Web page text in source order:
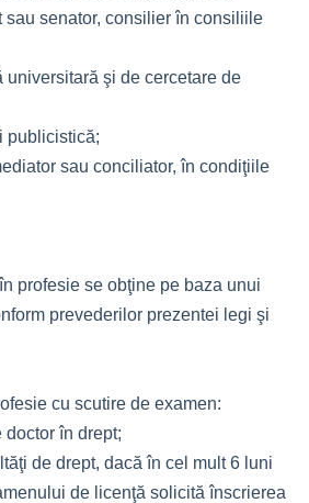
sau senator, consilier în consiliile
universitară şi de cercetare de
publicistică;
sau conciliator, în condiţiile
profesie se obţine pe baza unui
prevederilor prezentei legi şi
cu scutire de examen:
în drept;
de drept, dacă în cel mult 6 luni
de licenţă solicită înscrierea